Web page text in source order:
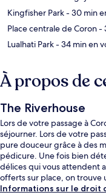
Kingfisher Park- 30 min
Place centrale de Coron-
Lualhati Park- 34 min en
À propos de
The Riverhouse
Lors de votre passage à
séjourner. Lors de votre
pure douceur grâce à des
pédicure. Une fois bien
délices qui vous attendent
offerts sur place, on trouve
Informations sur le droit